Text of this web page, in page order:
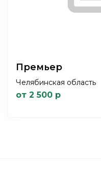
Премьер
Челябинская область
от 2 500 р